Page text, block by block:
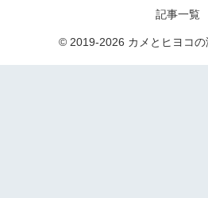
記事一覧
© 2019-2026 カメとヒヨコの